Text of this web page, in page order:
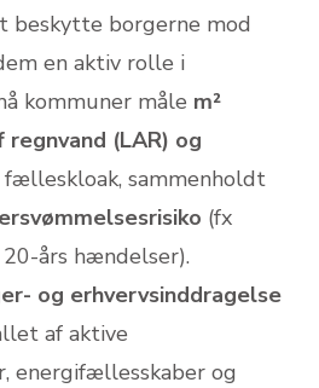
beskytte borgerne mod
en aktiv rolle i
kommuner måle m²
(LAR) og
fælleskloak, sammenholdt
(fx
års hændelser).
og erhvervsinddragelse
af aktive
energifællesskaber og